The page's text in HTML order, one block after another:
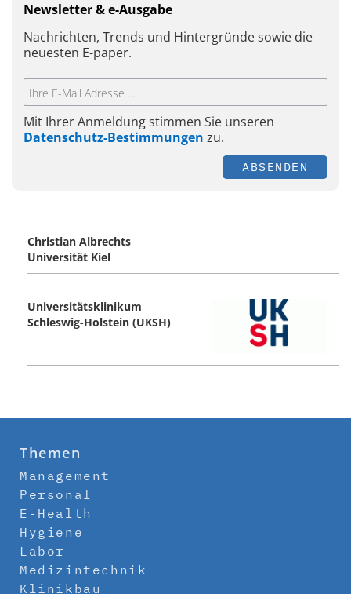
Newsletter & e-Ausgabe
Nachrichten, Trends und Hintergründe sowie die
neuesten E-paper.
Mit Ihrer Anmeldung stimmen Sie unseren
Datenschutz-Bestimmungen zu.
ABSENDEN
Christian Albrechts
Universität Kiel
Universitätsklinikum
Schleswig-Holstein (UKSH)
Themen
Management
Personal
E-Health
Hygiene
Labor
Medizintechnik
Klinikbau